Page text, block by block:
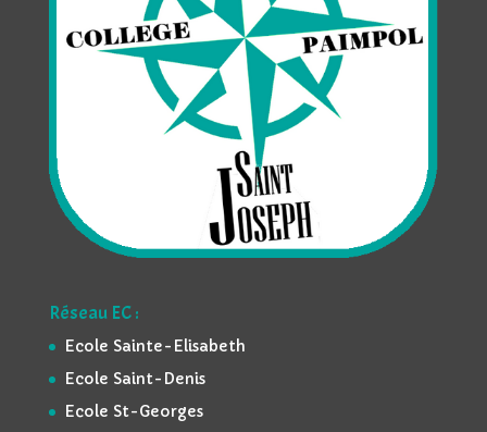
Réseau EC :
Ecole Sainte-Elisabeth
Ecole Saint-Denis
Ecole St-Georges